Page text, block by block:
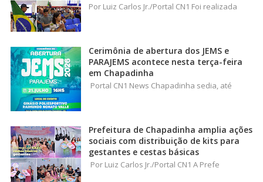
Por Luiz Carlos Jr./Portal CN1 Foi realizada
Cerimônia de abertura dos JEMS e
PARAJEMS acontece nesta terça-feira
em Chapadinha
Portal CN1 News Chapadinha sedia, até
Prefeitura de Chapadinha amplia ações
sociais com distribuição de kits para
gestantes e cestas básicas
Por Luiz Carlos Jr./Portal CN1 A Prefe